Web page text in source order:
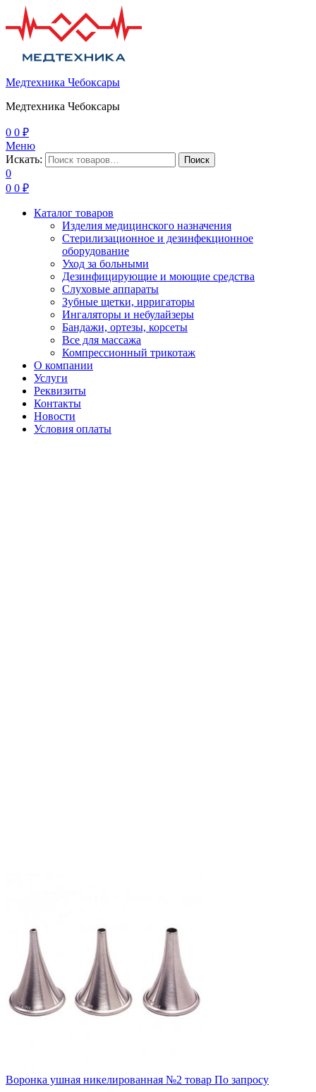
Медтехника Чебоксары
Медтехника Чебоксары
0 0 ₽
Меню
Искать:
Поиск
0
0 0 ₽
Каталог товаров
Изделия медицинского назначения
Стерилизационное и дезинфекционное
оборудование
Уход за больными
Дезинфицирующие и моющие средства
Слуховые аппараты
Зубные щетки, ирригаторы
Ингаляторы и небулайзеры
Бандажи, ортезы, корсеты
Все для массажа
Компрессионный трикотаж
О компании
Услуги
Реквизиты
Контакты
Новости
Условия оплаты
Воронка ушная никелированная №2 товар По запросу